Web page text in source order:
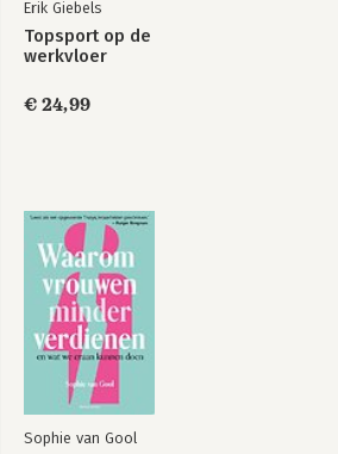
-Kantoorwerk
-Vrije tijd voor iedereen
Dankwoord
Erik Giebels
Topsport op de
werkvloer
€ 24,99
Sophie van Gool